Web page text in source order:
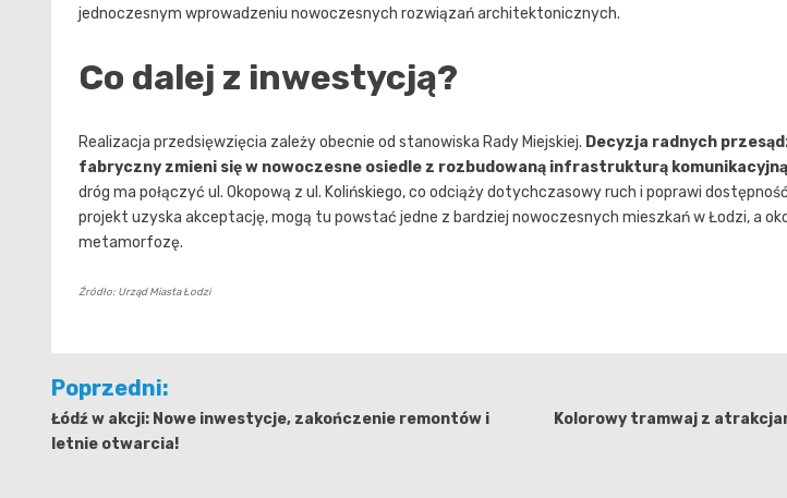
jednoczesnym wprowadzeniu nowoczesnych rozwiązań architektonicznych.
Co dalej z inwestycją?
Realizacja przedsięwzięcia zależy obecnie od stanowiska Rady Miejskiej. Decyzja radnych
fabryczny zmieni się w nowoczesne osiedle z rozbudowaną infrastrukturą
dróg ma połączyć ul. Okopową z ul. Kolińskiego, co odciąży dotychczasowy ruch i poprawi
projekt uzyska akceptację, mogą tu powstać jedne z bardziej nowoczesnych mieszkań w Łodzi, a
metamorfozę.
Źródło: Urząd Miasta Łodzi
Nawigacja
wpisu
Poprzedni:
Łódź w akcji: Nowe inwestycje, zakończenie remontów i
letnie otwarcia!
Kolorowy tramwaj z